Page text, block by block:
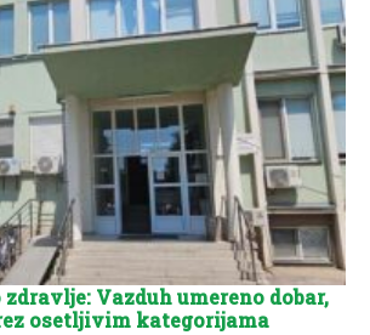
Vazduh umereno dobar,
osetljivim kategorijama